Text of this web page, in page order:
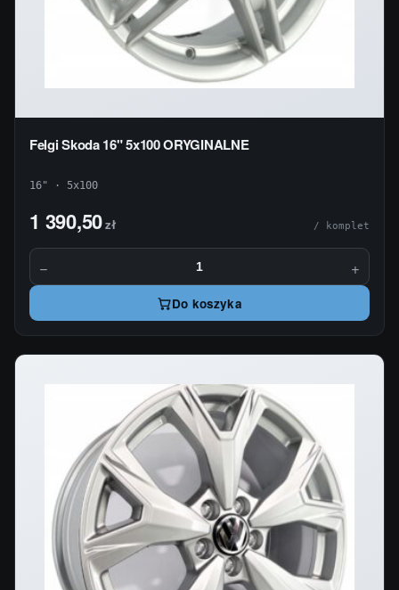
Felgi Skoda 16" 5x100 ORYGINALNE
16" · 5x100
1 390,50zł / komplet
− +
Do koszyka